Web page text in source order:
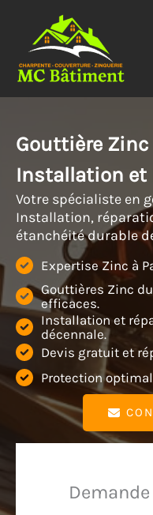
contenu
Gouttière Zinc
Installation et
Votre spécialiste en
Installation,
étanchéité durable
Expertise Zinc à
Gouttières Zinc
efficaces.
Installation et
décennale.
Devis gratuit et
Protection